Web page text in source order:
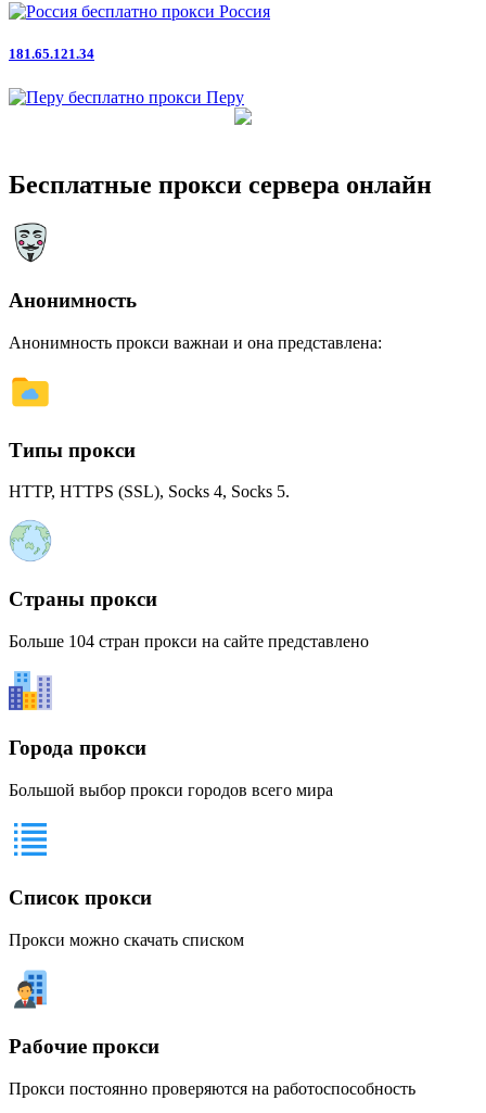
Россия
181.65.121.34
Перу
Бесплатные прокси сервера онлайн
Анонимность
Анонимность прокси важнаи и она представлена:
Типы прокси
HTTP, HTTPS (SSL), Socks 4, Socks 5.
Страны прокси
Больше 104 стран прокси на сайте представлено
Города прокси
Большой выбор прокси городов всего мира
Список прокси
Прокси можно скачать списком
Рабочие прокси
Прокси постоянно проверяются на работоспособность